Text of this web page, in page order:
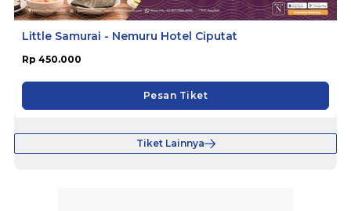
Little Samurai - Nemuru Hotel Ciputat
Rp 450.000
Pesan Tiket
Tiket Lainnya